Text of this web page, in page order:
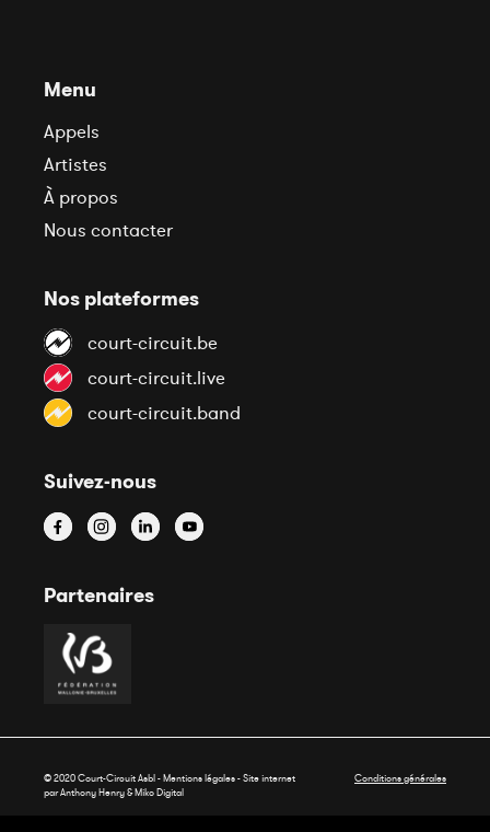
Menu
Appels
Artistes
À propos
Nous contacter
Nos plateformes
court-circuit.be
court-circuit.live
court-circuit.band
Suivez-nous
Partenaires
© 2020 Court-Circuit Asbl - Mentions légales - Site internet
par Anthony Henry &Miko Digital
Conditions générales